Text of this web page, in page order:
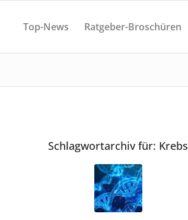
Top-News Ratgeber-Broschüren
Schlagwortarchiv für: Krebs